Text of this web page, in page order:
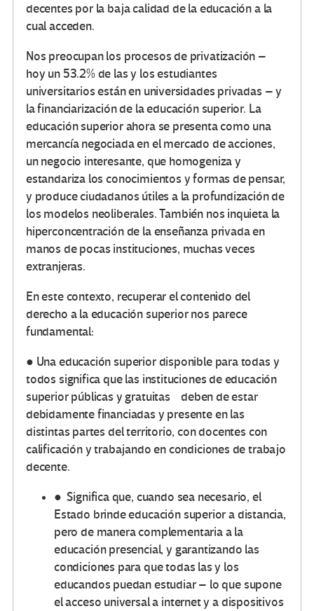
decentes por la baja calidad de la educación a la
cual acceden.
Nos preocupan los procesos de privatización –
hoy un 53.2% de las y los estudiantes
universitarios están en universidades privadas – y
la financiarización de la educación superior. La
educación superior ahora se presenta como una
mercancía negociada en el mercado de acciones,
un negocio interesante, que homogeniza y
estandariza los conocimientos y formas de pensar,
y produce ciudadanos útiles a la profundización de
los modelos neoliberales. También nos inquieta la
hiperconcentración de la enseñanza privada en
manos de pocas instituciones, muchas veces
extranjeras.
En este contexto, recuperar el contenido del
derecho a la educación superior nos parece
fundamental:
● Una educación superior disponible para todas y
todos significa que las instituciones de educación
superior públicas y gratuitas deben de estar
debidamente financiadas y presente en las
distintas partes del territorio, con docentes con
calificación y trabajando en condiciones de trabajo
decente.
● Significa que, cuando sea necesario, el
Estado brinde educación superior a distancia,
pero de manera complementaria a la
educación presencial, y garantizando las
condiciones para que todas las y los
educandos puedan estudiar – lo que supone
el acceso universal a internet y a dispositivos